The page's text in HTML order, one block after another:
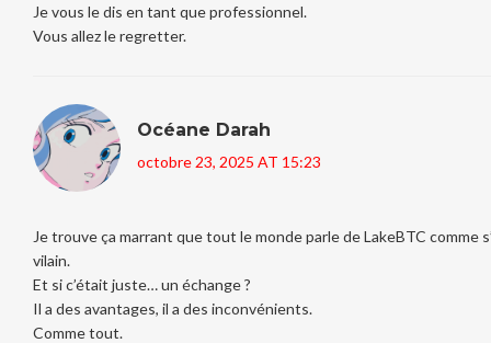
Je vous le dis en tant que professionnel.
Vous allez le regretter.
Océane Darah
octobre 23, 2025 AT 15:23
Je trouve ça marrant que tout le monde parle de LakeBTC comme
vilain.
Et si c’était juste… un échange ?
Il a des avantages, il a des inconvénients.
Comme tout.